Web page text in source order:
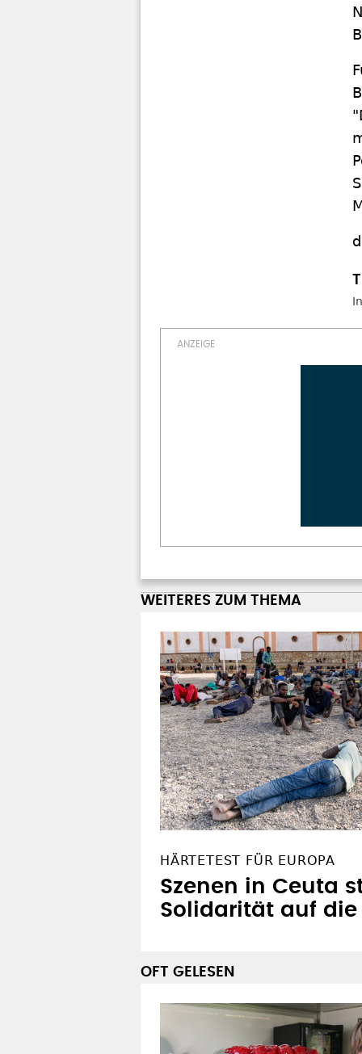
WEITERES ZUM THEMA
HÄRTETEST FÜR EUROPA
Szenen in Ceuta
Solidarität auf die
OFT GELESEN